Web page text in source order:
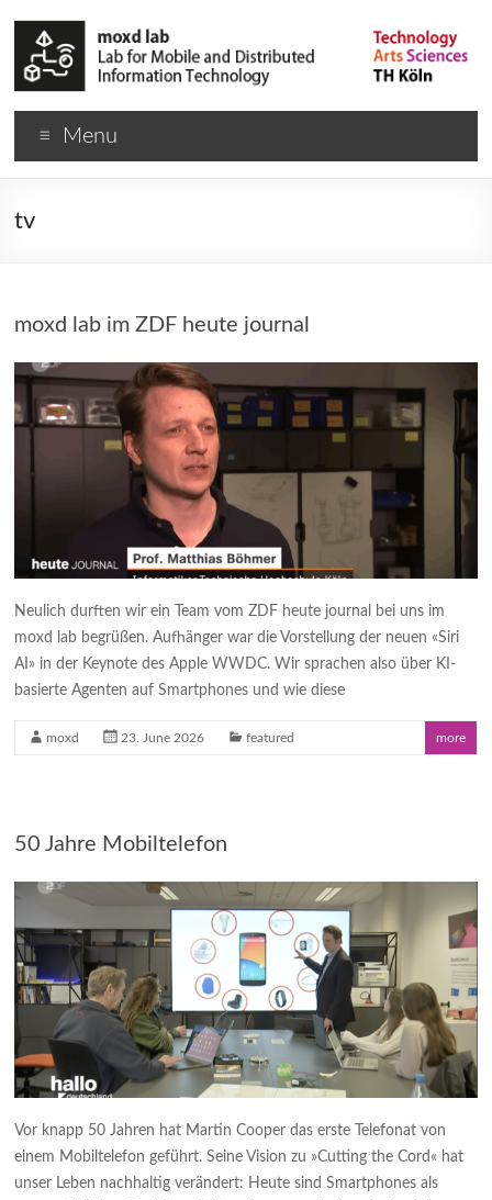
Menu
tv
moxd lab im ZDF heute journal
Neulich durften wir ein Team vom ZDF heute journal bei uns im
moxd lab begrüßen. Aufhänger war die Vorstellung der neuen «Siri
AI» in der Keynote des Apple WWDC. Wir sprachen also über KI-
basierte Agenten auf Smartphones und wie diese
moxd 23. June 2026 featured more
50 Jahre Mobiltelefon
Vor knapp 50 Jahren hat Martin Cooper das erste Telefonat von
einem Mobiltelefon geführt. Seine Vision zu »Cutting the Cord« hat
unser Leben nachhaltig verändert: Heute sind Smartphones als